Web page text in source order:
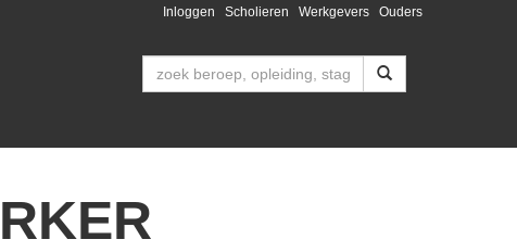
Inloggen Scholieren Werkgevers Ouders